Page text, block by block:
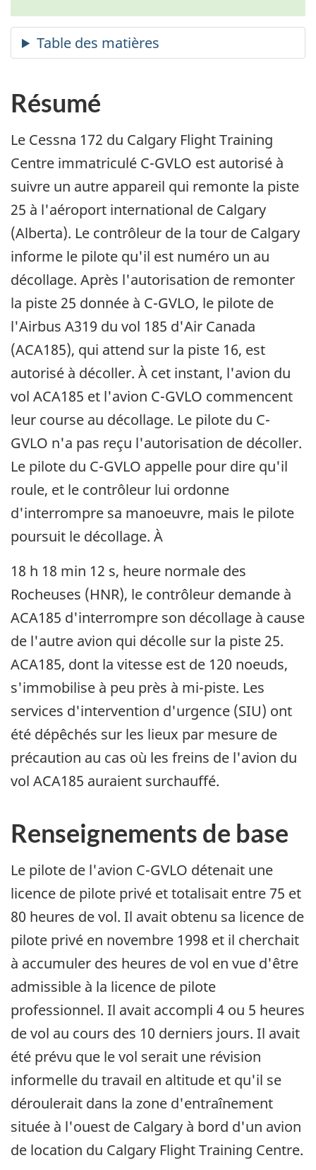
Résumé
Le Cessna 172 du Calgary Flight Training
Centre immatriculé C-GVLO est autorisé à
suivre un autre appareil qui remonte la piste
25 à l'aéroport international de Calgary
(Alberta). Le contrôleur de la tour de Calgary
informe le pilote qu'il est numéro un au
décollage. Après l'autorisation de remonter
la piste 25 donnée à C-GVLO, le pilote de
l'Airbus A319 du vol 185 d'Air Canada
(ACA185), qui attend sur la piste 16, est
autorisé à décoller. À cet instant, l'avion du
vol ACA185 et l'avion C-GVLO commencent
leur course au décollage. Le pilote du C-
GVLO n'a pas reçu l'autorisation de décoller.
Le pilote du C-GVLO appelle pour dire qu'il
roule, et le contrôleur lui ordonne
d'interrompre sa manoeuvre, mais le pilote
poursuit le décollage. À
18 h 18 min 12 s, heure normale des
Rocheuses (HNR), le contrôleur demande à
ACA185 d'interrompre son décollage à cause
de l'autre avion qui décolle sur la piste 25.
ACA185, dont la vitesse est de 120 noeuds,
s'immobilise à peu près à mi-piste. Les
services d'intervention d'urgence (SIU) ont
été dépêchés sur les lieux par mesure de
précaution au cas où les freins de l'avion du
vol ACA185 auraient surchauffé.
Renseignements de base
Le pilote de l'avion C-GVLO détenait une
licence de pilote privé et totalisait entre 75 et
80 heures de vol. Il avait obtenu sa licence de
pilote privé en novembre 1998 et il cherchait
à accumuler des heures de vol en vue d'être
admissible à la licence de pilote
professionnel. Il avait accompli 4 ou 5 heures
de vol au cours des 10 derniers jours. Il avait
été prévu que le vol serait une révision
informelle du travail en altitude et qu'il se
déroulerait dans la zone d'entraînement
située à l'ouest de Calgary à bord d'un avion
de location du Calgary Flight Training Centre.